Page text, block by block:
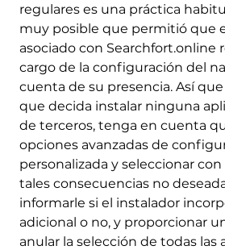
regulares es una práctica
muy posible que permitió que
asociado con Searchfort.online
cargo de la configuración del
cuenta de su presencia. Así
que decida instalar ninguna
de terceros, tenga en cuenta
opciones avanzadas de
personalizada y seleccionar
tales consecuencias no
informarle si el instalador
adicional o no, y proporcionar
anular la selección de todas las